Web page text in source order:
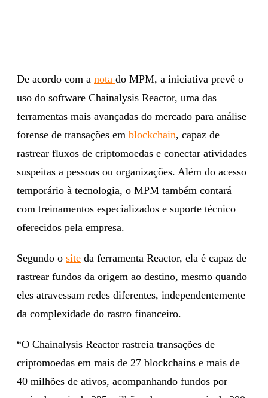
De acordo com a nota do MPM, a iniciativa prevê o
uso do software Chainalysis Reactor, uma das
ferramentas mais avançadas do mercado para análise
forense de transações em blockchain, capaz de
rastrear fluxos de criptomoedas e conectar atividades
suspeitas a pessoas ou organizações. Além do acesso
temporário à tecnologia, o MPM também contará
com treinamentos especializados e suporte técnico
oferecidos pela empresa.
Segundo o site da ferramenta Reactor, ela é capaz de
rastrear fundos da origem ao destino, mesmo quando
eles atravessam redes diferentes, independentemente
da complexidade do rastro financeiro.
“O Chainalysis Reactor rastreia transações de
criptomoedas em mais de 27 blockchains e mais de
40 milhões de ativos, acompanhando fundos por